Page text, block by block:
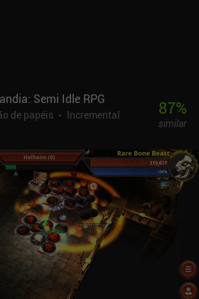
Semi Idle RPG
de papéis
Incremental
87%
similar